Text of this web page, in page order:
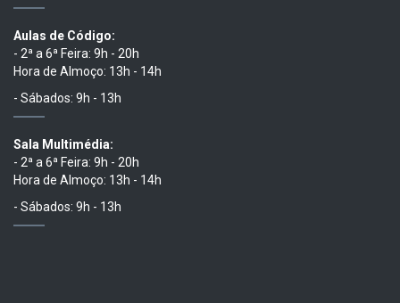
Aulas de Código:
- 2ª a 6ª Feira: 9h - 20h
Hora de Almoço: 13h - 14h
- Sábados: 9h - 13h
Sala Multimédia:
- 2ª a 6ª Feira: 9h - 20h
Hora de Almoço: 13h - 14h
- Sábados: 9h - 13h